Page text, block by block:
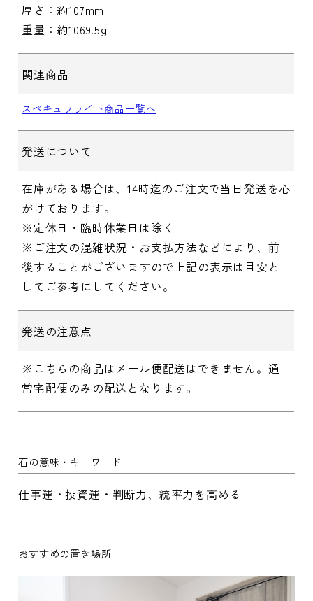
厚さ：約107mm
重量：約1069.5g
関連商品
スペキュラライト商品一覧へ
発送について
在庫がある場合は、14時迄のご注文で当日発送を心
がけております。
※定休日・臨時休業日は除く
※ご注文の混雑状況・お支払方法などにより、前
後することがございますので上記の表示は目安と
してご参考にしてください。
発送の注意点
※こちらの商品はメール便配送はできません。通
常宅配便のみの配送となります。
石の意味・キーワード
仕事運・投資運・判断力、統率力を高める
おすすめの置き場所